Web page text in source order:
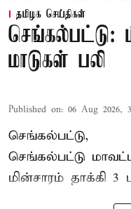
தமிழக செய்திகள்
செங்கல்பட்டு:
மாடுகள் பலி
Published on: 06 Aug 2026,
செங்கல்பட்டு,
செங்கல்பட்டு
மின்சாரம் தாக்கி 3